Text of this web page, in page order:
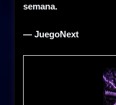
semana.
— JuegoNext